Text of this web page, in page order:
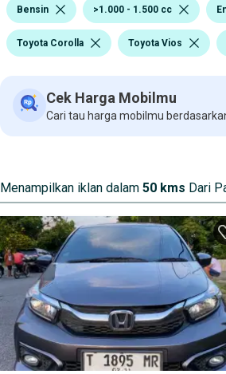
Bensin >1.000 - 1.500 cc
Toyota Corolla Toyota Vios
Cek Harga Mobilmu
Cari tau harga mobilmu
Menampilkan iklan dalam 50 kms Dari